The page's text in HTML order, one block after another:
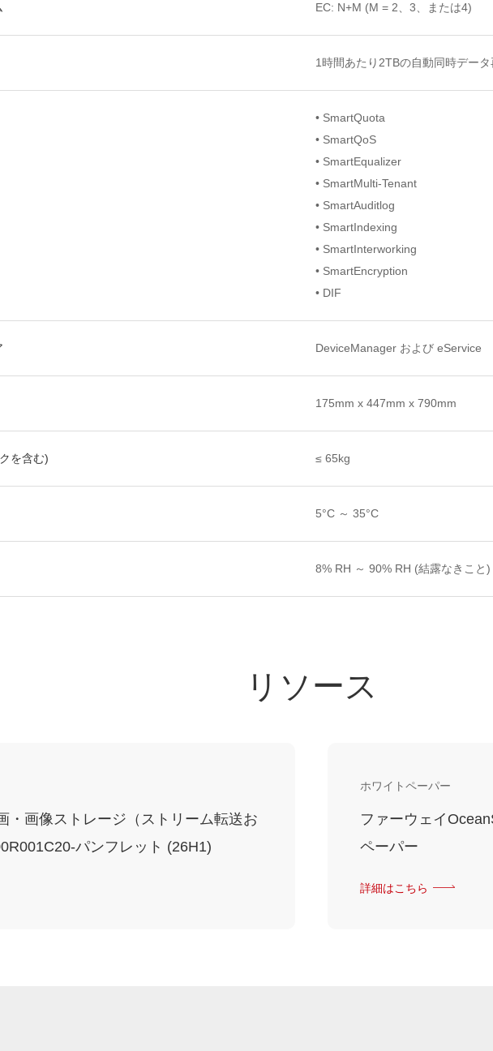
EC: N+M (M = 2、3、または4)
1時間あたり2TBの自動同時データ
• SmartQuota
• SmartQoS
• SmartEqualizer
• SmartMulti-Tenant
• SmartAuditlog
• SmartIndexing
• SmartInterworking
• SmartEncryption
• DIF
DeviceManager および eService
175mm x 447mm x 790mm
を含む) ≤ 65kg
5°C ～ 35°C
8% RH ～ 90% RH (結露なきこと)
リソース
・画像ストレージ（ストリーム転送お
パンフレット (26H1)
ホワイトペーパー
ファーウェイ
ペーパー
詳細はこちら